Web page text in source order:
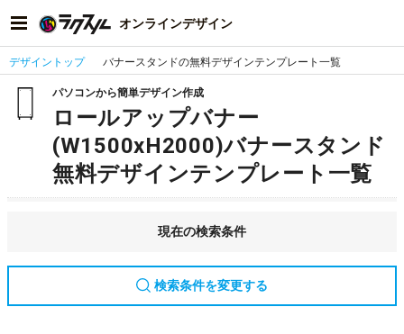
オンラインデザイン
デザイントップ バナースタンドの無料デザインテンプレート一覧
パソコンから簡単デザイン作成
ロールアップバナー
(W1500xH2000)バナースタンド
無料デザインテンプレート一覧
現在の検索条件
検索条件を変更する